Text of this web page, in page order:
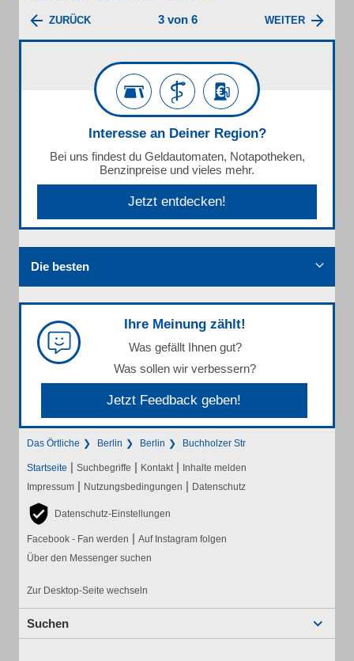
ZURÜCK 3 von 6 WEITER
Interesse an Deiner Region?
Bei uns findest du Geldautomaten, Notapotheken,
Benzinpreise und vieles mehr.
Jetzt entdecken!
Die besten
Ihre Meinung zählt!
Was gefällt Ihnen gut?
Was sollen wir verbessern?
Jetzt Feedback geben!
Das Örtliche Berlin Berlin Buchholzer Str
Startseite | Suchbegriffe | Kontakt | Inhalte melden
Impressum | Nutzungsbedingungen | Datenschutz
Datenschutz-Einstellungen
Facebook - Fan werden | Auf Instagram folgen
Über den Messenger suchen
Zur Desktop-Seite wechseln
Suchen